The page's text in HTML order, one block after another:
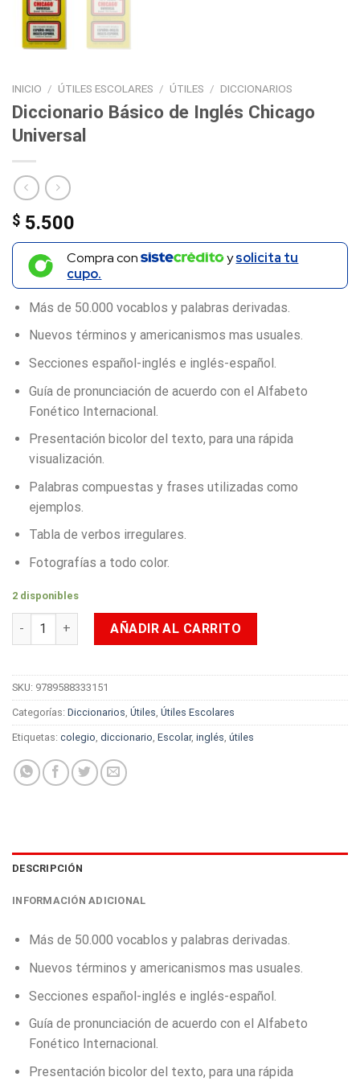
INICIO / ÚTILES ESCOLARES / ÚTILES / DICCIONARIOS
Diccionario Básico de Inglés Chicago
Universal
$ 5.500
Compra con ysolicita tu
cupo.
Más de 50.000 vocablos y palabras derivadas.
Nuevos términos y americanismos mas usuales.
Secciones español-inglés e inglés-español.
Guía de pronunciación de acuerdo con el Alfabeto
Fonético Internacional.
Presentación bicolor del texto, para una rápida
visualización.
Palabras compuestas y frases utilizadas como
ejemplos.
Tabla de verbos irregulares.
Fotografías a todo color.
2 disponibles
Diccionario Básico de Inglés Chicago Universal cantidad
AÑADIR AL CARRITO
SKU: 9789588333151
Categorías: Diccionarios Útiles Útiles Escolares
Etiquetas: colegio diccionario Escolar, inglés útiles
DESCRIPCIÓN
INFORMACIÓN ADICIONAL
Más de 50.000 vocablos y palabras derivadas.
Nuevos términos y americanismos mas usuales.
Secciones español-inglés e inglés-español.
Guía de pronunciación de acuerdo con el Alfabeto
Fonético Internacional.
Presentación bicolor del texto, para una rápida